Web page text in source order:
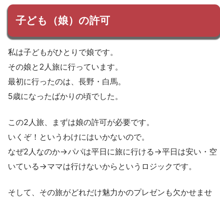
子ども（娘）の許可
私は子どもがひとりで娘です。
その娘と2人旅に行っています。
最初に行ったのは、長野・白馬。
5歳になったばかりの頃でした。
この2人旅、まずは娘の許可が必要です。
いくぞ！というわけにはいかないので。
なぜ2人なのか→パパは平日に旅に行ける→平日は安い・空
いている→ママは行けないからというロジックです。
そして、その旅がどれだけ魅力かのプレゼンも欠かせませ